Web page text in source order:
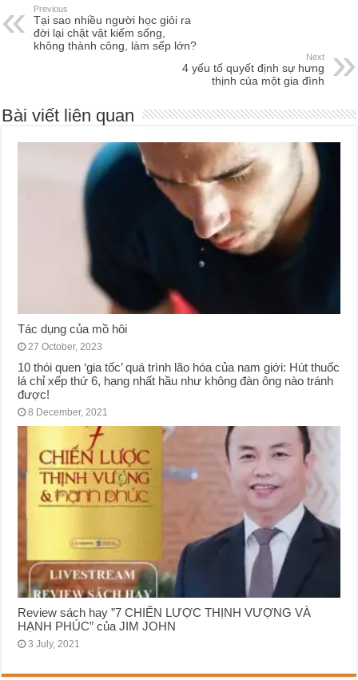
Previous
Tại sao nhiều người học giỏi ra
đời lại chật vật kiếm sống,
không thành công, làm sếp lớn?
Next
4 yếu tố quyết định sự hưng
thịnh của một gia đình
Bài viết liên quan
Tác dụng của mồ hôi
27 October, 2023
10 thói quen ‘gia tốc’ quá trình lão hóa của nam giới: Hút thuốc
lá chỉ xếp thứ 6, hạng nhất hầu như không đàn ông nào tránh
được!
8 December, 2021
Review sách hay ”7 CHIẾN LƯỢC THỊNH VƯỢNG VÀ
HẠNH PHÚC” của JIM JOHN
3 July, 2021